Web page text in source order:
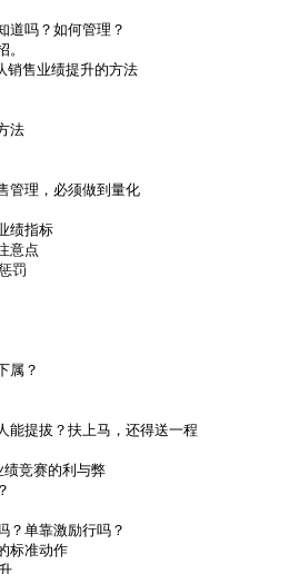
吗？如何管理？
售业绩提升的方法
法
理，必须做到量化
绩指标
意点
罚
属？
提拔？扶上马，还得送一程
竞赛的利与弊
单靠激励行吗？
标准动作